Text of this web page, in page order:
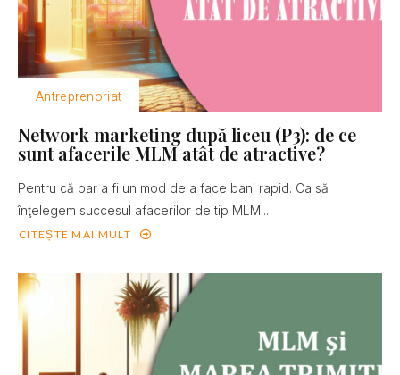
Antreprenoriat
Network marketing după liceu (P3): de ce
sunt afacerile MLM atât de atractive?
Pentru că par a fi un mod de a face bani rapid. Ca să
înţelegem succesul afacerilor de tip MLM...
CITEȘTE MAI MULT